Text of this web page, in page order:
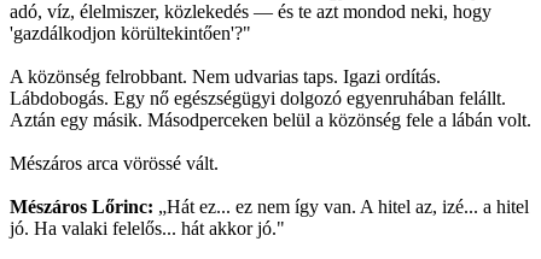
adó, víz, élelmiszer, közlekedés — és te azt mondod neki, hogy
'gazdálkodjon körültekintően'?"
A közönség felrobbant. Nem udvarias taps. Igazi ordítás.
Lábdobogás. Egy nő egészségügyi dolgozó egyenruhában felállt.
Aztán egy másik. Másodperceken belül a közönség fele a lábán volt.
Mészáros arca vörössé vált.
Mészáros Lőrinc: „Hát ez... ez nem így van. A hitel az, izé... a hitel
jó. Ha valaki felelős... hát akkor jó."